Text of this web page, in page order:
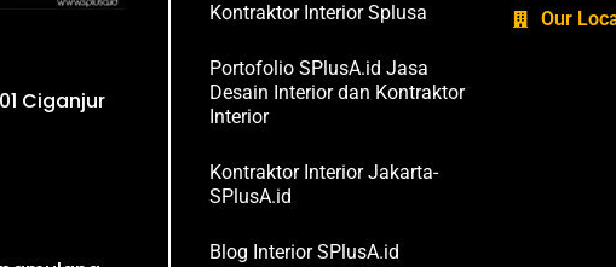
Ciganjur
Kontraktor Interior Splusa
Portofolio SPlusA.id Jasa
Desain Interior dan Kontraktor
Interior
Kontraktor Interior Jakarta-
SPlusA.id
Blog Interior SPlusA.id
Our